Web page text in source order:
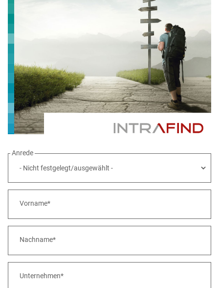
Anrede
Vorname*
Nachname*
Unternehmen*